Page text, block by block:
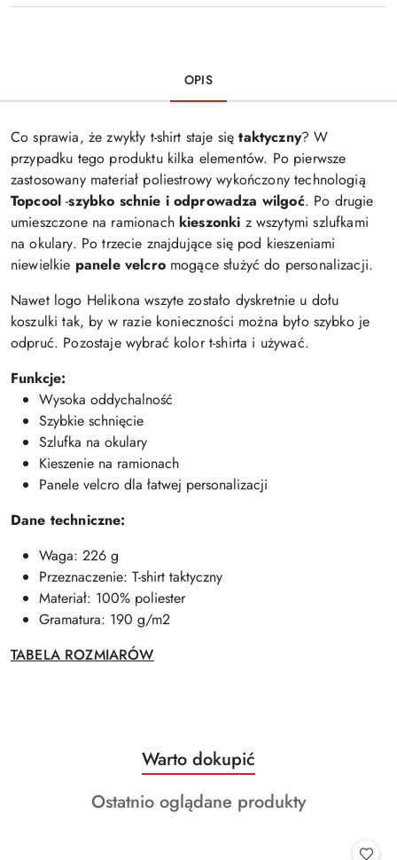
OPIS
Co sprawia, że zwykły t-shirt staje siętaktyczny? W
przypadku tego produktu kilka elementów. Po pierwsze
zastosowany materiał poliestrowy wykończony technologią
Topcool -szybko schnie i odprowadza wilgoć. Po drugie
umieszczone na ramionach kieszonki z wszytymi szlufkami
na okulary. Po trzecie znajdujące się pod kieszeniami
niewielkie panele velcromogące służyć do personalizacji.
Nawet logo Helikona wszyte zostało dyskretnie u dołu
koszulki tak, by w razie konieczności można było szybko je
odpruć. Pozostaje wybrać kolor t-shirta i używać.
Funkcje:
Wysoka oddychalność
Szybkie schnięcie
Szlufka na okulary
Kieszenie na ramionach
Panele velcro dla łatwej personalizacji
Dane techniczne:
Waga: 226 g
Przeznaczenie: T-shirt taktyczny
Materiał: 100% poliester
Gramatura: 190 g/m2
TABELA ROZMIARÓW
Pomiń karuzelę produktów
Produkty
o
statusie:
Warto dokupić
Produkty
Ostatnio oglądane produkty